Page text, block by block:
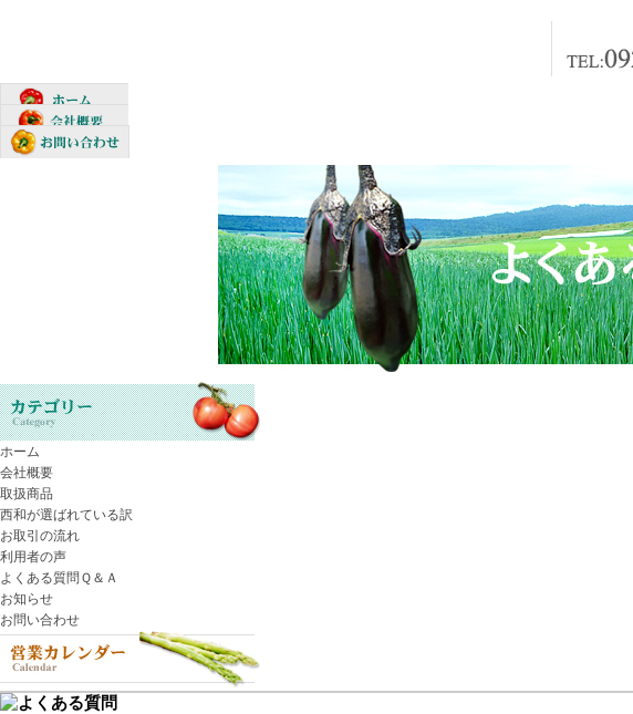
ホーム
会社概要
取扱商品
西和が選ばれている訳
お取引の流れ
利用者の声
よくある質問Ｑ＆Ａ
お知らせ
お問い合わせ